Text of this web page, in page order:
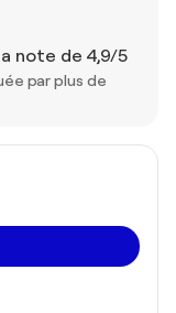
note de 4,9/5
par plus de